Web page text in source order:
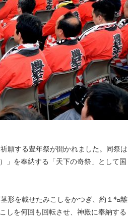
願する豊年祭が開かれました。同祭は
」を奉納する「天下の奇祭」として国
形を載せたみこしをかつぎ、約１㌔離
しを何回も回転させ、神殿に奉納する